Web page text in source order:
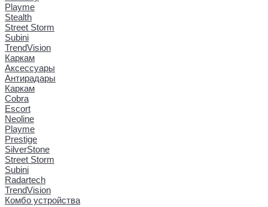
Playme
Stealth
Street Storm
Subini
TrendVision
Каркам
Аксессуары
Антирадары
Каркам
Cobra
Escort
Neoline
Playme
Prestige
SilverStone
Street Storm
Subini
Radartech
TrendVision
Комбо устройства